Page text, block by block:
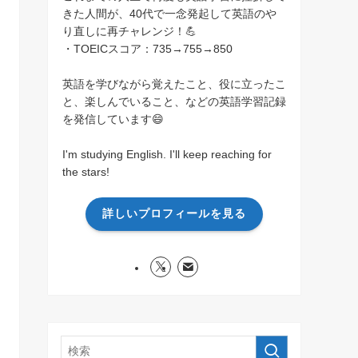
きた人間が、40代で一念発起して英語のや
り直しに再チャレンジ！💪
・TOEICスコア：735→755→850
英語を学びながら覚えたこと、役に立ったこ
と、楽しんでいること、などの英語学習記録
を発信しています😄
I'm studying English. I'll keep reaching for
the stars!
詳しいプロフィールを見る